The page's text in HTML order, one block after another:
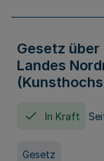
Gesetz
Landes
In Kraft
Gesetz